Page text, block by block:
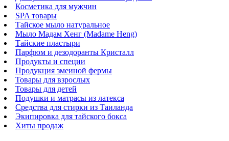
Косметика для мужчин
SPA товары
Тайское мыло натуральное
Мыло Мадам Хенг (Madame Heng)
Тайские пластыри
Парфюм и дезодоранты Кристалл
Продукты и специи
Продукция змеиной фермы
Товары для взрослых
Товары для детей
Подушки и матрасы из латекса
Средства для стирки из Таиланда
Экипировка для тайского бокса
Хиты продаж